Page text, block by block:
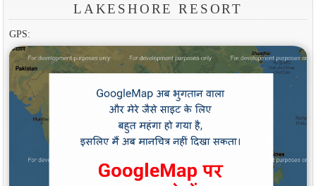
LAKESHORE RESORT
GPS: